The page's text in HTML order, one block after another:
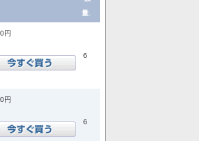
量.
円
6
円
6